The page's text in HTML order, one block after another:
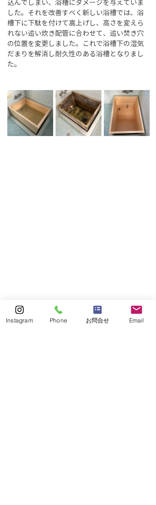
込んでしまい、浴槽にダメージを与えていま
した。それを改善すべく新しい浴槽では、浴
槽下に下駄を付けて嵩上げし、高さを変えら
れない追い炊き配管に合わせて、追い焚き穴
の位置を変更しました。これで浴槽下の湿気
だまりを解消し耐久性のある浴槽となりまし
た。
Instagram Phone お問合せ Email